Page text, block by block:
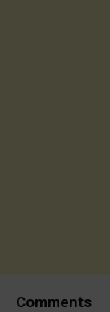
Comments